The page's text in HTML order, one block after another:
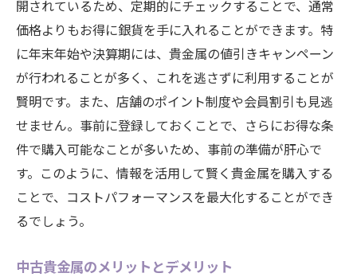
開されているため、定期的にチェックすることで、通常
価格よりもお得に銀貨を手に入れることができます。特
に年末年始や決算期には、貴金属の値引きキャンペーン
が行われることが多く、これを逃さずに利用することが
賢明です。また、店舗のポイント制度や会員割引も見逃
せません。事前に登録しておくことで、さらにお得な条
件で購入可能なことが多いため、事前の準備が肝心で
す。このように、情報を活用して賢く貴金属を購入する
ことで、コストパフォーマンスを最大化することができ
るでしょう。
中古貴金属のメリットとデメリット